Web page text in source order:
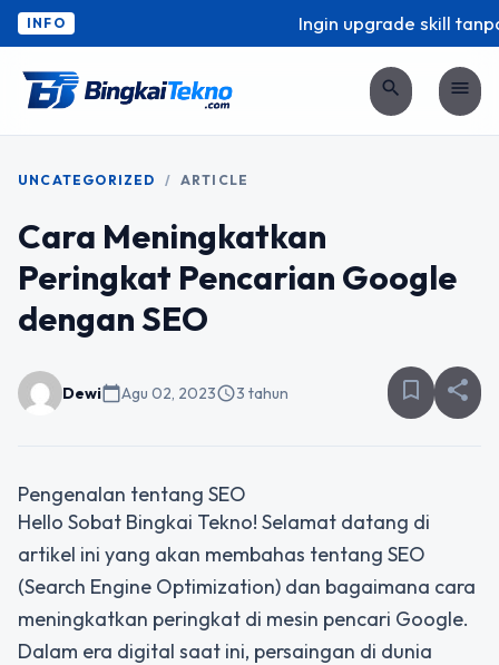
INFO Ingin upgrade skill
search menu
UNCATEGORIZED / ARTICLE
Cara Meningkatkan
Peringkat Pencarian Google
dengan SEO
Dewicalendar_todayAgu 02, 2023schedule3 tahun bookmark_border share
Pengenalan tentang SEO
Hello Sobat Bingkai Tekno! Selamat datang di
artikel ini yang akan membahas tentang SEO
(Search Engine Optimization) dan bagaimana cara
meningkatkan peringkat di mesin pencari Google.
Dalam era digital saat ini, persaingan di dunia